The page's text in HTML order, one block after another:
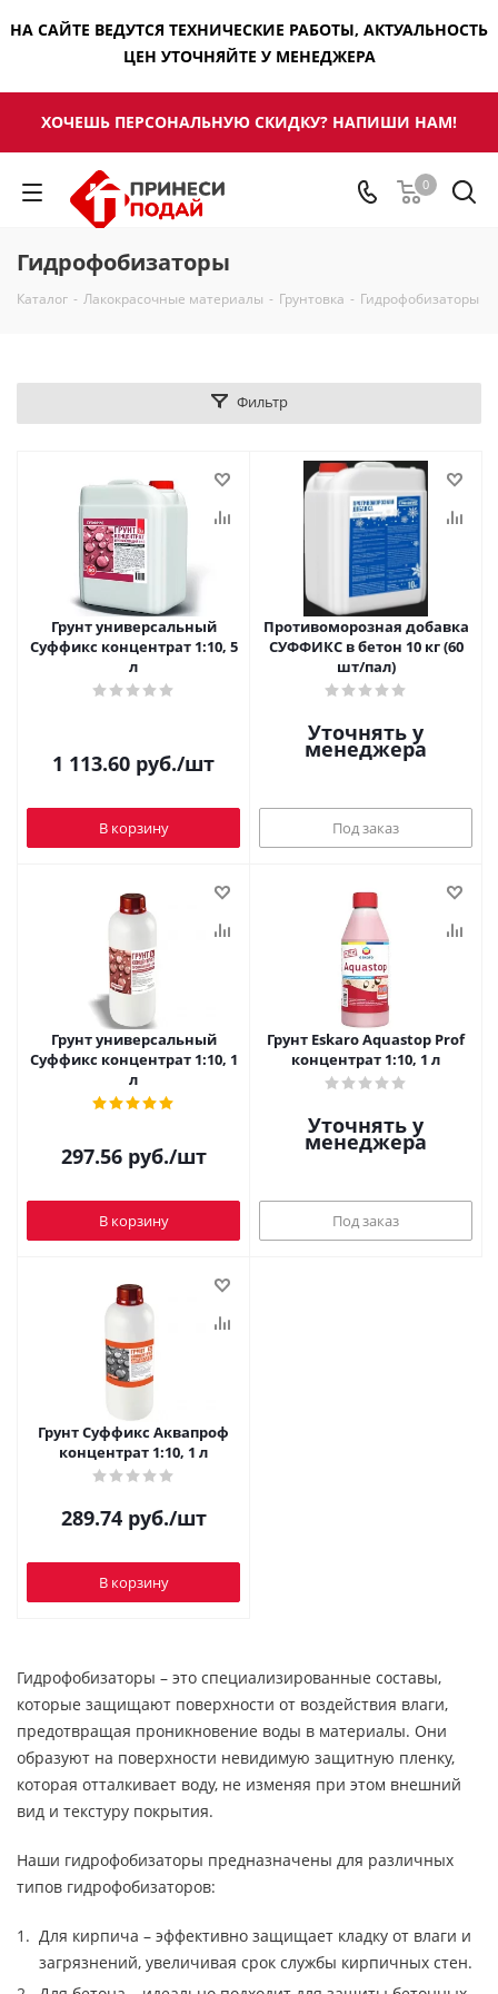
НА САЙТЕ ВЕДУТСЯ ТЕХНИЧЕСКИЕ РАБОТЫ, АКТУАЛЬНОСТЬ
ЦЕН УТОЧНЯЙТЕ У МЕНЕДЖЕРА
ХОЧЕШЬ ПЕРСОНАЛЬНУЮ СКИДКУ? НАПИШИ НАМ!
0
Гидрофобизаторы
Каталог - Лакокрасочные материалы - Грунтовка - Гидрофобизаторы
Фильтр
Грунт универсальный
Суффикс концентрат 1:10, 5
л
1 113.60 руб./шт
В корзину
Противоморозная добавка
СУФФИКС в бетон 10 кг (60
шт/пал)
Уточнять у
менеджера
Под заказ
Грунт универсальный
Суффикс концентрат 1:10, 1
л
297.56руб./шт
В корзину
Грунт Eskaro Aquastop Prof
концентрат 1:10, 1 л
Уточнять у
менеджера
Под заказ
Грунт Суффикс Аквапроф
концентрат 1:10, 1 л
289.74руб./шт
В корзину
Гидрофобизаторы – это специализированные составы,
которые защищают поверхности от воздействия влаги,
предотвращая проникновение воды в материалы. Они
образуют на поверхности невидимую защитную пленку,
которая отталкивает воду, не изменяя при этом внешний
вид и текстуру покрытия.
Наши гидрофобизаторы предназначены для различных
типов гидрофобизаторов:
Для кирпича – эффективно защищает кладку от влаги и
загрязнений, увеличивая срок службы кирпичных стен.